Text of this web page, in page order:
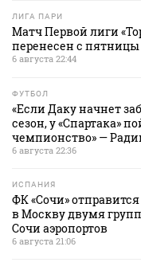
ЛИГА ПАРИ
Матч Первой лиги
перенесен с пятницы
6 августа 22:44
ФУТБОЛ
«Если Даку начнет
сезон, у «Спартака»
чемпионство» —
6 августа 22:36
ИСПАНИЯ
ФК «Сочи»
в Москву двумя
Сочи аэропортов
6 августа 21:06